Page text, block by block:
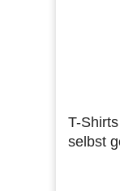
T-
selbst